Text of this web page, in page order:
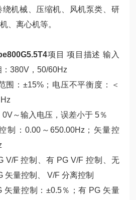
机械、压缩机、风机泵类、研
、离心机等。
项目 项目描述 输入
380V，50/60Hz
围：±15%；电压不平衡度：＜
～输入电压，误差小于 5％
制：0.00～650.00Hz；矢量控
V/F 控制、有 PG V/F 控制、无
矢量控制、 V/F 分离控制
矢量控制：±0.5％；有 PG 矢量